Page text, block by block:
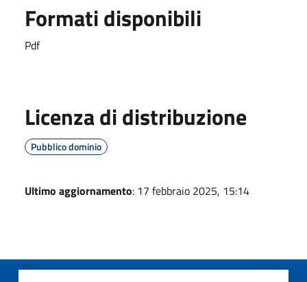
Formati disponibili
Pdf
Licenza di distribuzione
Pubblico dominio
Ultimo aggiornamento: 17 febbraio 2025, 15:14